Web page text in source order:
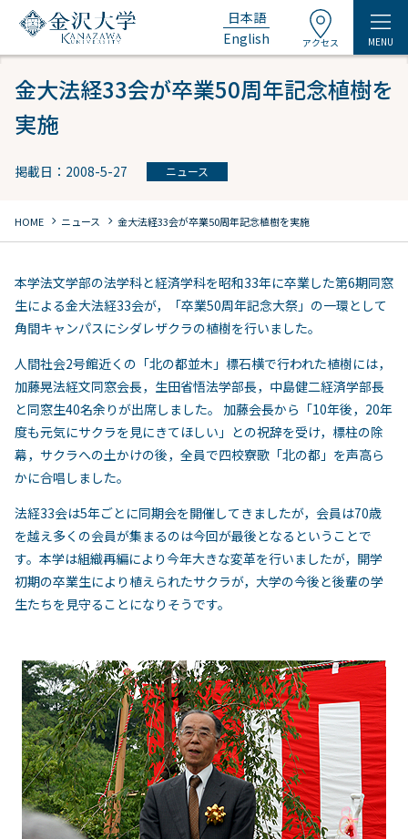
日本語
English
アクセス MENU
金大法経33会が卒業50周年記念植樹を
実施
掲載日：2008-5-27 ニュース
HOME chevron_right ニュース chevron_right 金大法経33会が卒業50周年記念植樹を実施
本学法文学部の法学科と経済学科を昭和33年に卒業した第6期同窓
生による金大法経33会が，「卒業50周年記念大祭」の一環として
角間キャンパスにシダレザクラの植樹を行いました。
人間社会2号館近くの「北の都並木」標石横で行われた植樹には，
加藤晃法経文同窓会長，生田省悟法学部長，中島健二経済学部長
と同窓生40名余りが出席しました。 加藤会長から「10年後，20年
度も元気にサクラを見にきてほしい」との祝辞を受け，標柱の除
幕，サクラへの土かけの後，全員で四校寮歌「北の都」を声高ら
かに合唱しました。
法経33会は5年ごとに同期会を開催してきましたが，会員は70歳
を越え多くの会員が集まるのは今回が最後となるということで
す。本学は組織再編により今年大きな変革を行いましたが，開学
初期の卒業生により植えられたサクラが，大学の今後と後輩の学
生たちを見守ることになりそうです。